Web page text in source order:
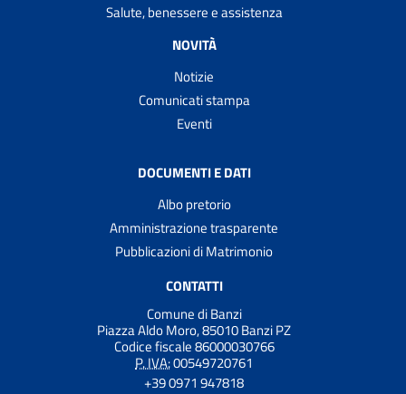
Salute, benessere e assistenza
NOVITÀ
Notizie
Comunicati stampa
Eventi
DOCUMENTI E DATI
Albo pretorio
Amministrazione trasparente
Pubblicazioni di Matrimonio
CONTATTI
Comune di Banzi
Piazza Aldo Moro, 85010 Banzi PZ
Codice fiscale 86000030766
P. IVA:00549720761
+39 0971 947818